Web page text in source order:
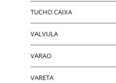
TUCHO CAIXA
VALVULA
VARAO
VARETA